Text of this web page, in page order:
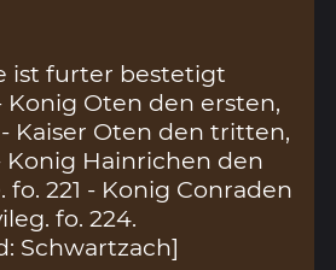
ist furter bestetigt
Oten den ersten,
- Kaiser Oten den tritten,
Konig Hainrichen den
221 - Konig Conraden
fo. 224.
Schwartzach]